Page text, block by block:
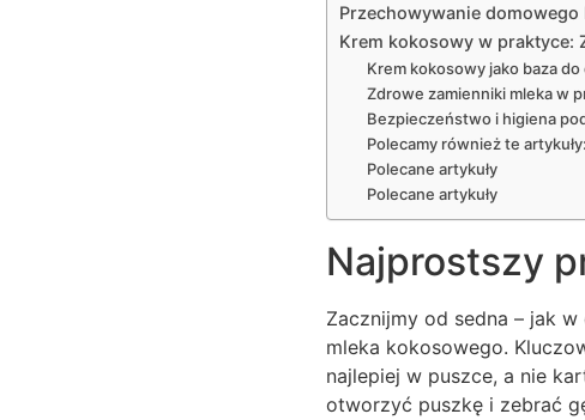
Przechowywanie domowego
Krem kokosowy w praktyce:
Krem kokosowy jako baza
Zdrowe zamienniki mleka w
Bezpieczeństwo i higiena
Polecamy również te artykuły:
Polecane artykuły
Polecane artykuły
Najprostszy
Zacznijmy od sedna – jak
mleka kokosowego.
najlepiej w puszce, a nie
otworzyć puszkę i zebrać